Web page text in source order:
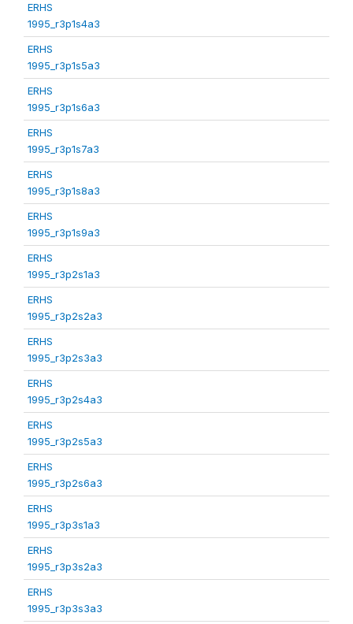
ERHS
1995_r3p1s4a3
ERHS
1995_r3p1s5a3
ERHS
1995_r3p1s6a3
ERHS
1995_r3p1s7a3
ERHS
1995_r3p1s8a3
ERHS
1995_r3p1s9a3
ERHS
1995_r3p2s1a3
ERHS
1995_r3p2s2a3
ERHS
1995_r3p2s3a3
ERHS
1995_r3p2s4a3
ERHS
1995_r3p2s5a3
ERHS
1995_r3p2s6a3
ERHS
1995_r3p3s1a3
ERHS
1995_r3p3s2a3
ERHS
1995_r3p3s3a3